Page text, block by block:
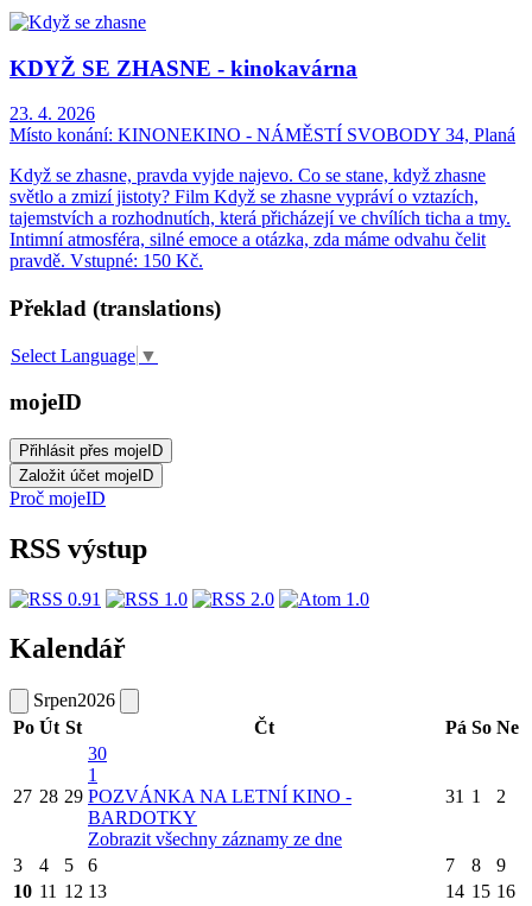
KDYŽ SE ZHASNE - kinokavárna
23. 4. 2026
Místo konání: KINONEKINO - NÁMĚSTÍ SVOBODY 34, Planá
Když se zhasne, pravda vyjde najevo. Co se stane, když zhasne
světlo a zmizí jistoty? Film Když se zhasne vypráví o vztazích,
tajemstvích a rozhodnutích, která přicházejí ve chvílích ticha a tmy.
Intimní atmosféra, silné emoce a otázka, zda máme odvahu čelit
pravdě. Vstupné: 150 Kč.
Překlad (translations)
Select Language ▼
mojeID
Proč mojeID
RSS výstup
Kalendář
Srpen2026
Po Út St Čt Pá So Ne
27 28 29
30
1
POZVÁNKA NA LETNÍ KINO -
BARDOTKY
Zobrazit všechny záznamy ze dne
31 1 2
3 4 5 6 7 8
9
10 11 12 13 14 15 16